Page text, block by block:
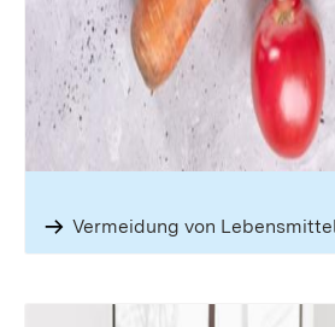
Vermeidung von